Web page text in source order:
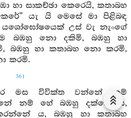
හා සාකච්ඡා කෙරෙයි, කතාබහ
යැ යි මෙසේ මා පිළිබඳ
උස් වැ නැංගේ
බඹහු නො දකිමි, බඹහු හා
බඹහු හා කතාබහ නො කරමි,
කරමි.
361
මස විවික්ත වන්නේ නම්
නම් හේ බඹහු දක්නේ ය,
ය, බඹහු හා කතාබහ